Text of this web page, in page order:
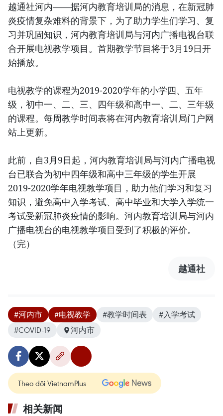
越通社河内——据河内教育培训局的消息，在新冠肺
炎疫情复杂难料的背景下，为了助力学生们学习、复
习并巩固知识，河内教育培训局与河内广播电视台联
合开展电视教学项目。首期教学节目将于3月19日开
始播放。
电视教学的课程为2019-2020学年的小学四、五年
级，初中一、二、三、四年级和高中一、二、三年级
的课程。每周教学时间表将在河内教育培训局门户网
站上更新。
此前，自3月9日起，河内教育培训局与河内广播电视
台已联合为初中四年级和高中三年级的学生开展
2019-2020学年电视教学项目，助力他们学习和复习
知识，避免高中入学考试、高中毕业和大学入学统一
考试受新冠肺炎疫情的影响。河内教育培训局与河内
广播电视台的电视教学项目受到了积极的评价。
（完）
越通社
#河内市 #电视教学 #教学时间表
#入学考试
#COVID-19
河内市
Theo dõi VietnamPlus
相关新闻